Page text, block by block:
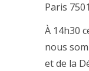
Paris
À 14h30
nous
et de la